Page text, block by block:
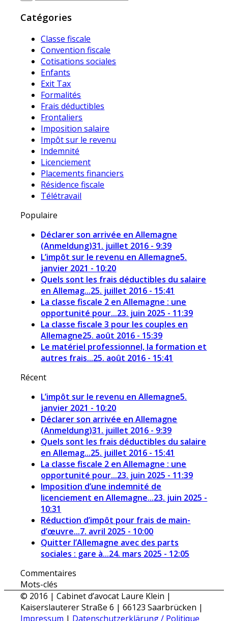
Catégories
Classe fiscale
Convention fiscale
Cotisations sociales
Enfants
Exit Tax
Formalités
Frais déductibles
Frontaliers
Imposition salaire
Impôt sur le revenu
Indemnité
Licenciement
Placements financiers
Résidence fiscale
Télétravail
Populaire
Déclarer son arrivée en Allemagne
(Anmeldung)31. juillet 2016 - 9:39
L’impôt sur le revenu en Allemagne5.
janvier 2021 - 10:20
Quels sont les frais déductibles du salaire
en Allemag...25. juillet 2016 - 15:41
La classe fiscale 2 en Allemagne : une
opportunité pour...23. juin 2025 - 11:39
La classe fiscale 3 pour les couples en
Allemagne25. août 2016 - 15:39
Le matériel professionnel, la formation et
autres frais...25. août 2016 - 15:41
Récent
L’impôt sur le revenu en Allemagne5.
janvier 2021 - 10:20
Déclarer son arrivée en Allemagne
(Anmeldung)31. juillet 2016 - 9:39
Quels sont les frais déductibles du salaire
en Allemag...25. juillet 2016 - 15:41
La classe fiscale 2 en Allemagne : une
opportunité pour...23. juin 2025 - 11:39
Imposition d’une indemnité de
licenciement en Allemagne...23. juin 2025 -
10:31
Réduction d’impôt pour frais de main-
d’œuvre...7. avril 2025 - 10:00
Quitter l’Allemagne avec des parts
sociales : gare à...24. mars 2025 - 12:05
Commentaires
Mots-clés
© 2016 | Cabinet d’avocat Laure Klein |
Kaiserslauterer Straße 6 | 66123 Saarbrücken |
Impressum | Datenschutzerklärung / Politique